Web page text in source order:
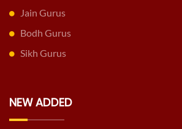
Jain Gurus
Bodh Gurus
Sikh Gurus
NEW ADDED